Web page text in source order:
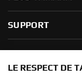
SUPPORT
LE RESPECT DE